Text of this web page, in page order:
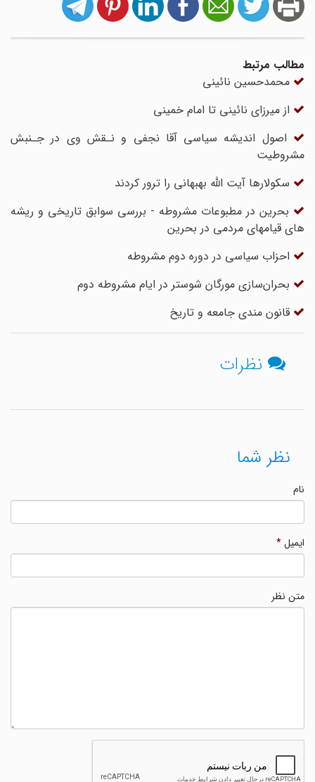
مطالب مرتبط
محمدحسین نائینی
از میرزای‌ نائینی‌ تا امام‌ خمینی
اصول اندیشه سیاسی آقا‌ نجفی‌ و نـقش‌ وی‌ در جـنبش
مشروطیت
سکولارها آیت الله بهبهانی را ترور کردند
بحرین در مطبوعات مشروطه - بررسی سوابق تاریخی و ریشه
های قیامهای مردمی در بحرین
احزاب سیاسی در دوره دوم مشروطه
بحران‌سازی مورگان شوستر در ایام مشروطه دوم
قانون مندى جامعه و تاریخ
نظرات
نظر شما
ایمیل*
متن نظر